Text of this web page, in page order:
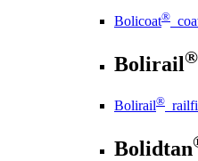
Bolicoat®
Bolirail®
Bolirail®
Bolidtan